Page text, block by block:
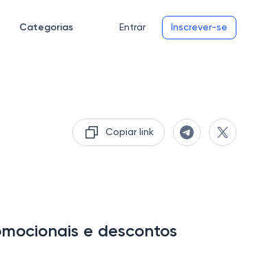
Categorias Entrar Inscrever-se
Copiar link
e descontos